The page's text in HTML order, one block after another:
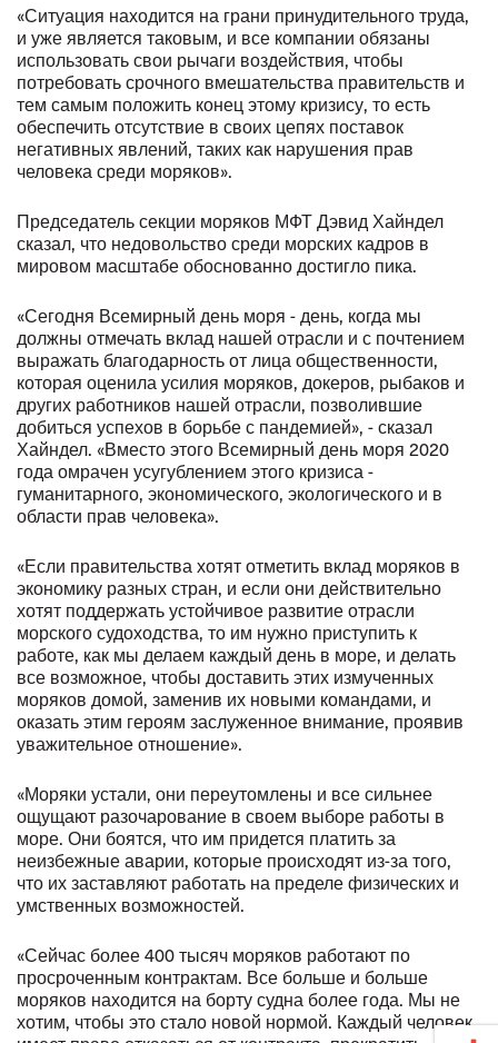
«Ситуация находится на грани принудительного труда,
и уже является таковым, и все компании обязаны
использовать свои рычаги воздействия, чтобы
потребовать срочного вмешательства правительств и
тем самым положить конец этому кризису, то есть
обеспечить отсутствие в своих цепях поставок
негативных явлений, таких как нарушения прав
человека среди моряков».
Председатель секции моряков МФТ Дэвид Хайндел
сказал, что недовольство среди морских кадров в
мировом масштабе обоснованно достигло пика.
«Сегодня Всемирный день моря - день, когда мы
должны отмечать вклад нашей отрасли и с почтением
выражать благодарность от лица общественности,
которая оценила усилия моряков, докеров, рыбаков и
других работников нашей отрасли, позволившие
добиться успехов в борьбе с пандемией», - сказал
Хайндел. «Вместо этого Всемирный день моря 2020
года омрачен усугублением этого кризиса -
гуманитарного, экономического, экологического и в
области прав человека».
«Если правительства хотят отметить вклад моряков в
экономику разных стран, и если они действительно
хотят поддержать устойчивое развитие отрасли
морского судоходства, то им нужно приступить к
работе, как мы делаем каждый день в море, и делать
все возможное, чтобы доставить этих измученных
моряков домой, заменив их новыми командами, и
оказать этим героям заслуженное внимание, проявив
уважительное отношение».
«Моряки устали, они переутомлены и все сильнее
ощущают разочарование в своем выборе работы в
море. Они боятся, что им придется платить за
неизбежные аварии, которые происходят из-за того,
что их заставляют работать на пределе физических и
умственных возможностей.
«Сейчас более 400 тысяч моряков работают по
просроченным контрактам. Все больше и больше
моряков находится на борту судна более года. Мы не
хотим, чтобы это стало новой нормой. Каждый человек